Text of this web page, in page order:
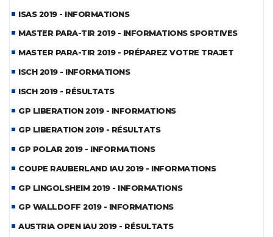
ISAS 2019 - INFORMATIONS
MASTER PARA-TIR 2019 - INFORMATIONS SPORTIVES
MASTER PARA-TIR 2019 - PRÉPAREZ VOTRE TRAJET
ISCH 2019 - INFORMATIONS
ISCH 2019 - RÉSULTATS
GP LIBERATION 2019 - INFORMATIONS
GP LIBERATION 2019 - RÉSULTATS
GP POLAR 2019 - INFORMATIONS
COUPE RAUBERLAND IAU 2019 - INFORMATIONS
GP LINGOLSHEIM 2019 - INFORMATIONS
GP WALLDOFF 2019 - INFORMATIONS
AUSTRIA OPEN IAU 2019 - RÉSULTATS